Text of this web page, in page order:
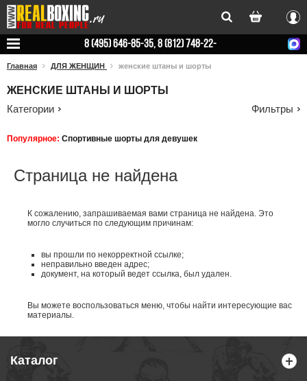
Вход
8 (495) 646-85-35, 8 (812) 748-22-
Главная ДЛЯ ЖЕНЩИН женские штаны и шорты
ЖЕНСКИЕ ШТАНЫ И ШОРТЫ
Категории
Фильтры
Популярное: Спортивные шорты для девушек
Страница не найдена
К сожалению, запрашиваемая вами страница не найдена. Это
могло случиться по следующим причинам:
вы прошли по некорректной ссылке;
неправильно введен адрес;
документ, на который ведет ссылка, был удален.
Вы можете воспользоваться меню, чтобы найти интересующие вас
материалы.
Каталог